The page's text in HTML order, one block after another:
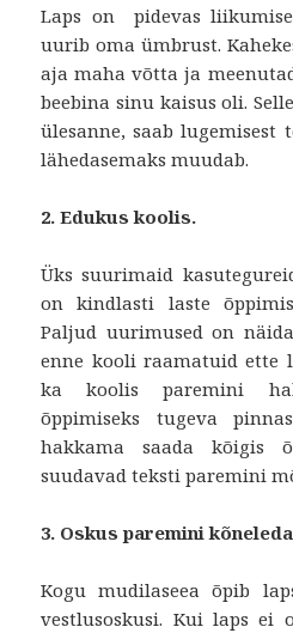
Laps on pidevas
uurib oma ümbrust.
aja maha võtta ja
beebina sinu kaisus oli.
ülesanne, saab lugemisest
lähedasemaks muudab.
2. Edukus koolis.
Üks suurimaid
on kindlasti laste
Paljud uurimused on
enne kooli raamatuid ette
ka koolis paremini
õppimiseks tugeva
hakkama saada kõigis
suudavad teksti paremini
3. Oskus paremini
Kogu mudilaseea õpib
vestlusoskusi. Kui laps ei